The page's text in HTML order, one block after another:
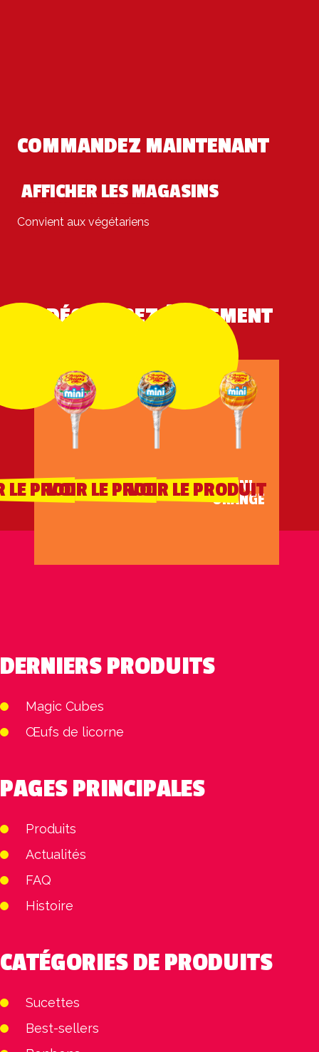
COMMANDEZ MAINTENANT
AFFICHER LES MAGASINS
Convient aux végétariens
DÉCOUVREZ ÉGALEMENT
MINI FRAISE
LE PRODUIT MINI COLA
VOIR LE PRODUIT MINI
ORANGE
VOIR LE PRODUIT
DERNIERS PRODUITS
Magic Cubes
Œufs de licorne
PAGES PRINCIPALES
Produits
Actualités
FAQ
Histoire
CATÉGORIES DE PRODUITS
Sucettes
Best-sellers